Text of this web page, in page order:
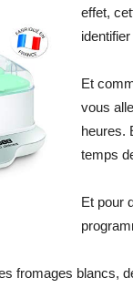
effet,
Et
vous
heures.
temps
Et pour
fromages blancs,